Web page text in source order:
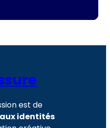
est de
identités